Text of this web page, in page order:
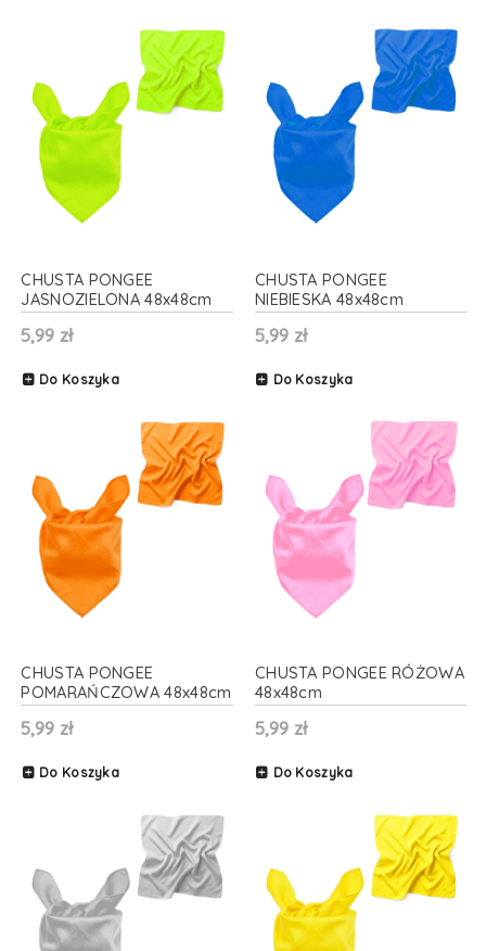
CHUSTA PONGEE
JASNOZIELONA 48x48cm
5,99 zł
Do Koszyka
CHUSTA PONGEE
NIEBIESKA 48x48cm
5,99 zł
Do Koszyka
CHUSTA PONGEE
POMARAŃCZOWA 48x48cm
5,99 zł
Do Koszyka
CHUSTA PONGEE RÓŻOWA
48x48cm
5,99 zł
Do Koszyka